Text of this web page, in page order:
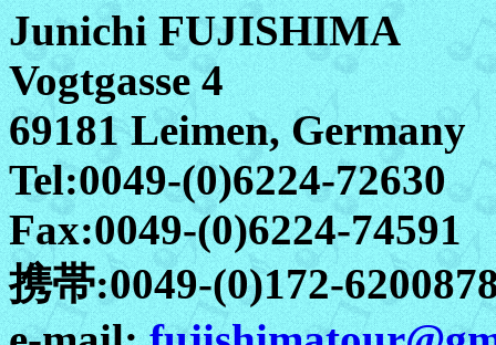
Junichi FUJISHIMA
Vogtgasse 4
69181 Leimen, Germany
Tel:0049-(0)6224-72630
Fax:0049-(0)6224-74591
携帯:0049-(0)172-